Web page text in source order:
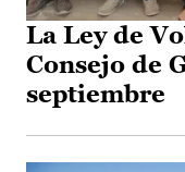
La Ley de
Consejo de
septiembre